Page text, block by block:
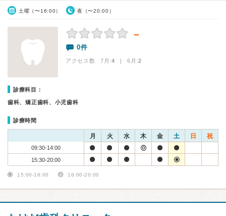
土曜（〜16:00） 夜（〜20:00）
－
0件
アクセス数 7月:4 | 6月:2
診療科目：
歯科、矯正歯科、小児歯科
診療時間
月 火 水 木 金 土 日 祝
09:30-14:00
15:30-20:00
15:00-16:00 16:00-20:00